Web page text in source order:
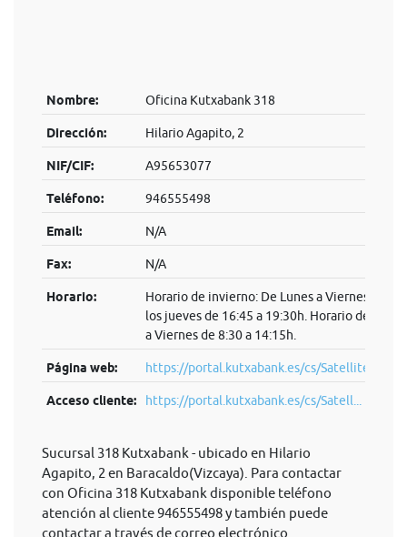
Nombre: Oficina Kutxabank 318
Dirección: Hilario Agapito, 2
NIF/CIF: A95653077
Teléfono: 946555498
Email: N/A
Fax: N/A
Horario:
Horario de invierno: De Lunes a Viernes de
los jueves de 16:45 a 19:30h. Horario de
a Viernes de 8:30 a 14:15h.
Página web: https://portal.kutxabank.es/cs/Satellite/kb/
Acceso cliente: https://portal.kutxabank.es/cs/Satell...
Sucursal 318 Kutxabank - ubicado en Hilario
Agapito, 2 en Baracaldo(Vizcaya). Para contactar
con Oficina 318 Kutxabank disponible teléfono
atención al cliente 946555498 y también puede
contactar a través de correo electrónico